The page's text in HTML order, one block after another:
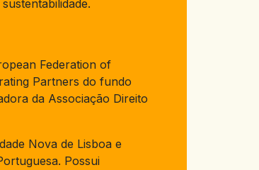
Federation of
Partners do fundo
da Associação Direito
Nova de Lisboa e
Possui